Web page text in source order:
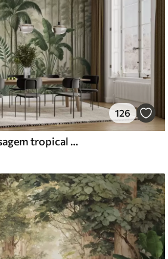
126
Panorama com paisagem tropical e aves